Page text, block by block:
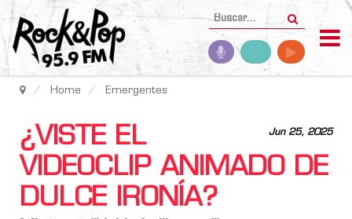
Home Emergentes
Jun 25, 2025
¿VISTE EL
VIDEOCLIP ANIMADO DE
DULCE IRONÍA?